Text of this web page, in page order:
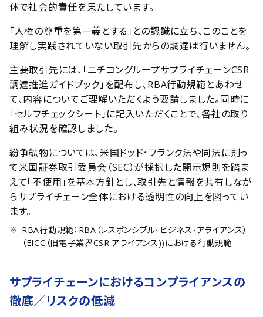
体で社会的責任を果たしています。
「人権の尊重を第一義とする」との認識に立ち、このことを
理解し実践されていない取引先からの調達は行いません。
主要取引先には、「ニチコングループサプライチェーンCSR
調達推進ガイドブック」を配布し、RBA行動規範とあわせ
て、内容についてご理解いただくよう要請しました。同時に
「セルフチェックシート」に記入いただくことで、各社の取り
組み状況を確認しました。
紛争鉱物については、米国ドッド･フランク法や同法に則っ
て米国証券取引委員会（SEC）が採択した開示規則を踏ま
えて「不使用」を基本方針とし、取引先と情報を共有しなが
らサプライチェーン全体における透明性の向上を図ってい
ます。
RBA行動規範：RBA（レスポンシブル･ビジネス･アライアンス）
（EICC（旧電子業界CSR アライアンス))における行動規範
サプライチェーンにおけるコンプライアンスの
徹底／リスクの低減